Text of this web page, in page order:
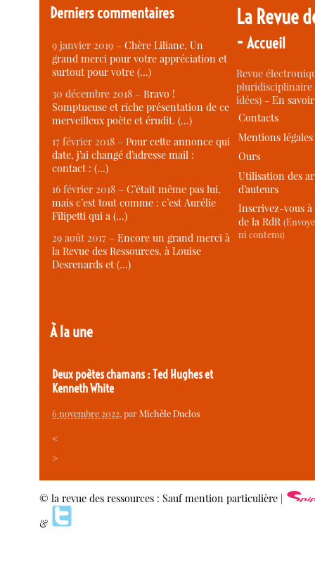
Derniers commentaires
9 janvier 2019 –Chère Liliane, Un
grand merci pour votre appréciation et
surtout pour votre (…)
30 décembre 2018 –Bravo !
Somptueuse et riche présentation de ce
merveilleux poète et érudit. (…)
17 février 2018 –Pour cette annonce qui
date, j’ai changé d’adresse mail :
contact : (…)
16 février 2018 –C’était même pas lui,
mais c’est tout comme : c’est Aurélie
Filipetti qui a (…)
29 août 2017 –Encore un grand merci à
la Revue des Ressources, à Louise
Desrenards et (…)
À la une
Deux poètes chamans : Ted Hughes et
Kenneth White
6 novembre 2022, parMichèle Duclos
<
>
La Revue
-Accueil
Revue
idées) -En
Contacts
Mentions légales
Ours
Utilisation des
d’auteurs
Inscrivez-vous
de la RdR
ni contenu)
© la revue des ressources : Sauf mention particulière |
&